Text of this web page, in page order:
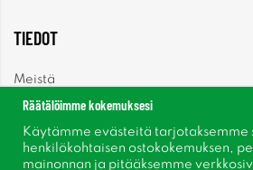
TIEDOT
Meistä
Uutiset
Uutiskirje
Räätälöimme kokemuksesi
Käytämme evästeitä tarjotaksemme
henkilökohtaisen ostokokemuksen,
mainonnan ja pitääksemme